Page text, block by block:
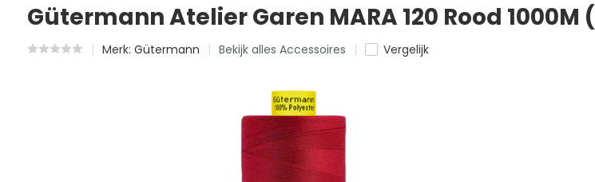
Gütermann Atelier Garen MARA 120 Rood 1000M
Merk: Gütermann Bekijk alles Accessoires Vergelijk